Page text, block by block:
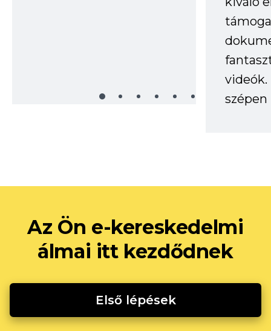
videók.
Az Ön e-kereskedelmi
álmai itt kezdődnek
Első lépések